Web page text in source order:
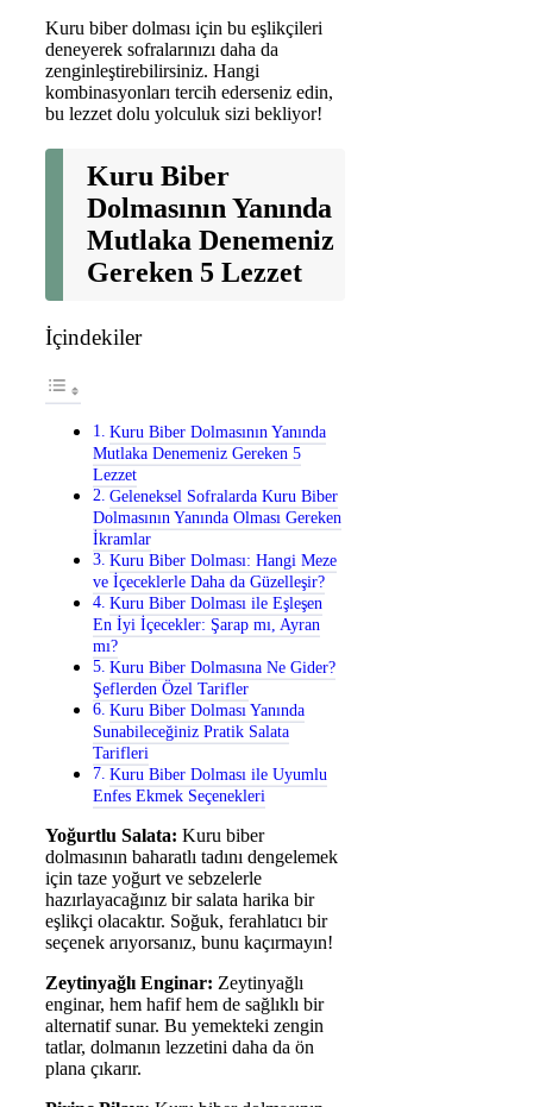
Kuru biber dolması için bu eşlikçileri
deneyerek sofralarınızı daha da
zenginleştirebilirsiniz. Hangi
kombinasyonları tercih ederseniz edin,
bu lezzet dolu yolculuk sizi bekliyor!
Kuru Biber
Dolmasının Yanında
Mutlaka Denemeniz
Gereken 5 Lezzet
İçindekiler
Kuru Biber Dolmasının Yanında
Mutlaka Denemeniz Gereken 5
Lezzet
Geleneksel Sofralarda Kuru Biber
Dolmasının Yanında Olması Gereken
İkramlar
Kuru Biber Dolması: Hangi Meze
ve İçeceklerle Daha da Güzelleşir?
Kuru Biber Dolması ile Eşleşen
En İyi İçecekler: Şarap mı, Ayran
mı?
Kuru Biber Dolmasına Ne Gider?
Şeflerden Özel Tarifler
Kuru Biber Dolması Yanında
Sunabileceğiniz Pratik Salata
Tarifleri
Kuru Biber Dolması ile Uyumlu
Enfes Ekmek Seçenekleri
Yoğurtlu Salata: Kuru biber
dolmasının baharatlı tadını dengelemek
için taze yoğurt ve sebzelerle
hazırlayacağınız bir salata harika bir
eşlikçi olacaktır. Soğuk, ferahlatıcı bir
seçenek arıyorsanız, bunu kaçırmayın!
Zeytinyağlı Enginar: Zeytinyağlı
enginar, hem hafif hem de sağlıklı bir
alternatif sunar. Bu yemekteki zengin
tatlar, dolmanın lezzetini daha da ön
plana çıkarır.